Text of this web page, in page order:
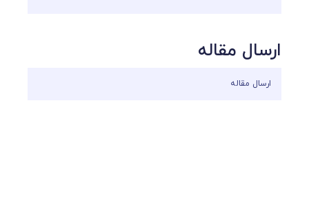
ارسال مقاله
ارسال مقاله